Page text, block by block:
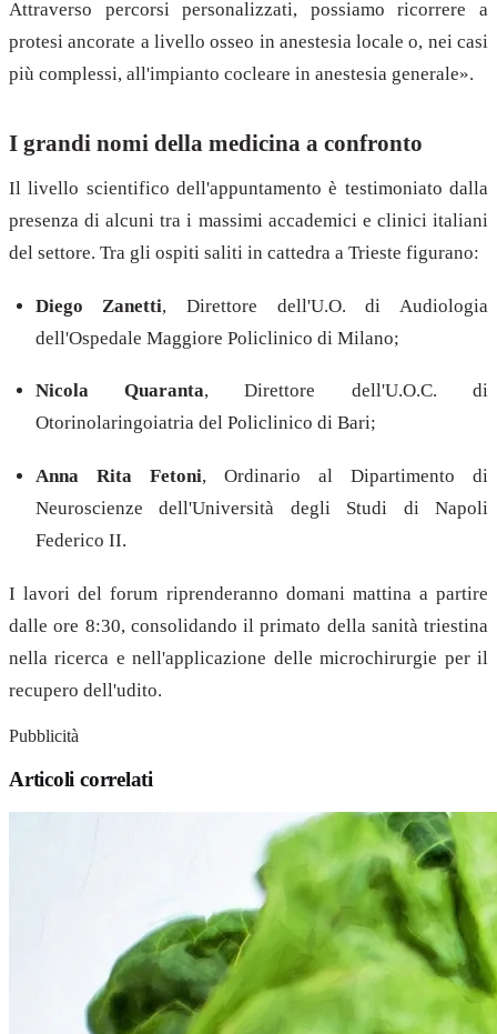
Attraverso percorsi personalizzati, possiamo ricorrere a
protesi ancorate a livello osseo in anestesia locale o, nei casi
più complessi, all'impianto cocleare in anestesia generale».
I grandi nomi della medicina a confronto
Il livello scientifico dell'appuntamento è testimoniato dalla
presenza di alcuni tra i massimi accademici e clinici italiani
del settore. Tra gli ospiti saliti in cattedra a Trieste figurano:
Diego Zanetti, Direttore dell'U.O. di Audiologia
dell'Ospedale Maggiore Policlinico di Milano;
Nicola Quaranta, Direttore dell'U.O.C. di
Otorinolaringoiatria del Policlinico di Bari;
Anna Rita Fetoni, Ordinario al Dipartimento di
Neuroscienze dell'Università degli Studi di Napoli
Federico II.
I lavori del forum riprenderanno domani mattina a partire
dalle ore 8:30, consolidando il primato della sanità triestina
nella ricerca e nell'applicazione delle microchirurgie per il
recupero dell'udito.
Pubblicità
Articoli correlati